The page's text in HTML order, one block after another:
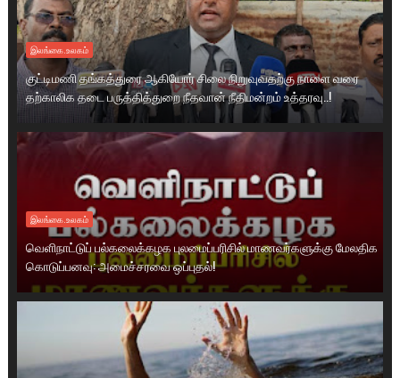
இலங்கை.உலகம்
குட்டிமணி தங்கத்துரை ஆகியோர் சிலை நிறுவுவதற்கு நாளை வரை
தற்காலிக தடை பருத்தித்துறை நீதவான் நீதிமன்றம் உத்தரவு..!
இலங்கை.உலகம்
வெளிநாட்டுப் பல்கலைக்கழக புலமைப்பரிசில் மாணவர்களுக்கு மேலதிக
கொடுப்பனவு: அமைச்சரவை ஒப்புதல்!